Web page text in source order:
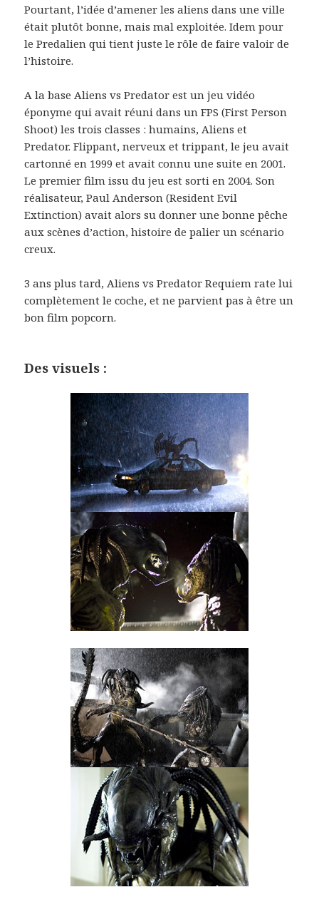
Pourtant, l’idée d’amener les aliens dans une ville
était plutôt bonne, mais mal exploitée. Idem pour
le Predalien qui tient juste le rôle de faire valoir de
l’histoire.
A la base Aliens vs Predator est un jeu vidéo
éponyme qui avait réuni dans un FPS (First Person
Shoot) les trois classes : humains, Aliens et
Predator. Flippant, nerveux et trippant, le jeu avait
cartonné en 1999 et avait connu une suite en 2001.
Le premier film issu du jeu est sorti en 2004. Son
réalisateur, Paul Anderson (Resident Evil
Extinction) avait alors su donner une bonne pêche
aux scènes d’action, histoire de palier un scénario
creux.
3 ans plus tard, Aliens vs Predator Requiem rate lui
complètement le coche, et ne parvient pas à être un
bon film popcorn.
Des visuels :